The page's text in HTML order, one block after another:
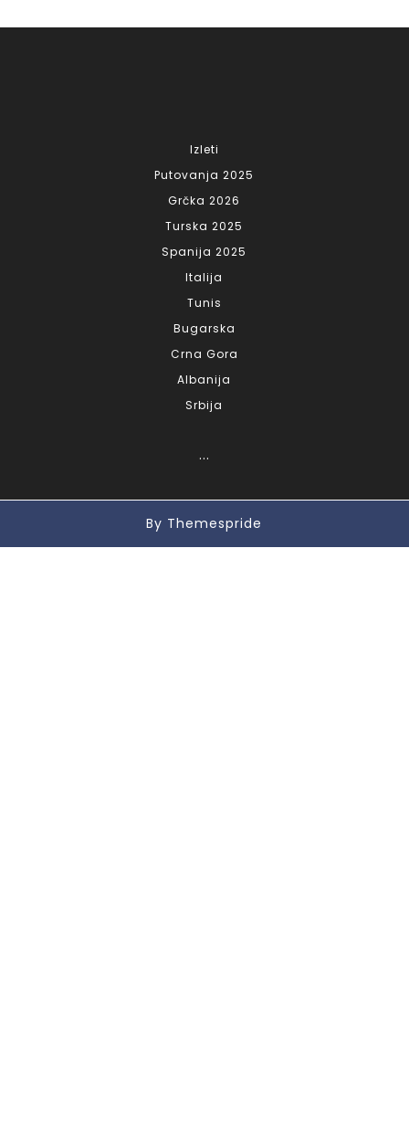
Izleti
Putovanja 2025
Grčka 2026
Turska 2025
Spanija 2025
Italija
Tunis
Bugarska
Crna Gora
Albanija
Srbija
...
By Themespride